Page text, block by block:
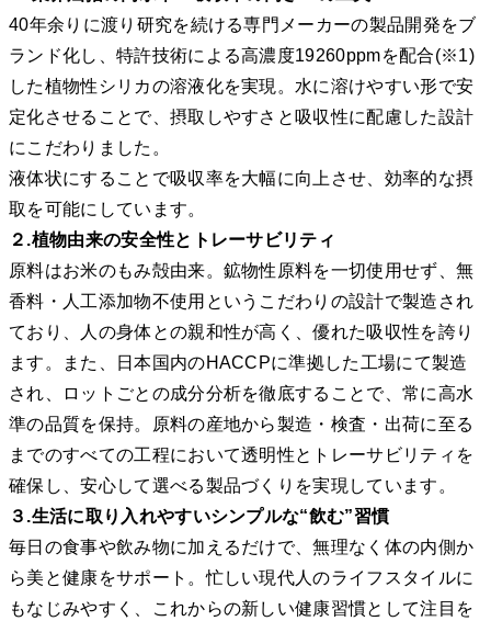
40年余りに渡り研究を続ける専門メーカーの製品開発をブ
ランド化し、特許技術による高濃度19260ppmを配合(※1)
した植物性シリカの溶液化を実現。水に溶けやすい形で安
定化させることで、摂取しやすさと吸収性に配慮した設計
にこだわりました。
液体状にすることで吸収率を大幅に向上させ、効率的な摂
取を可能にしています。
２.植物由来の安全性とトレーサビリティ
原料はお米のもみ殻由来。鉱物性原料を一切使用せず、無
香料・人工添加物不使用というこだわりの設計で製造され
ており、人の身体との親和性が高く、優れた吸収性を誇り
ます。また、日本国内のHACCPに準拠した工場にて製造
され、ロットごとの成分分析を徹底することで、常に高水
準の品質を保持。原料の産地から製造・検査・出荷に至る
までのすべての工程において透明性とトレーサビリティを
確保し、安心して選べる製品づくりを実現しています。
３.生活に取り入れやすいシンプルな“飲む”習慣
毎日の食事や飲み物に加えるだけで、無理なく体の内側か
ら美と健康をサポート。忙しい現代人のライフスタイルに
もなじみやすく、これからの新しい健康習慣として注目を